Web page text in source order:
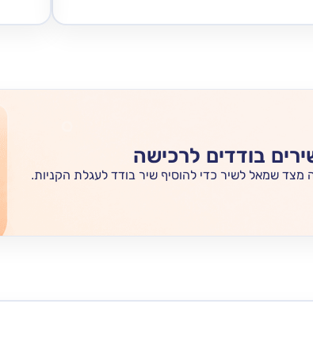
בודדים לרכישה
מצד שמאל לשיר כדי להוסיף שיר בודד לעגלת הקניות.